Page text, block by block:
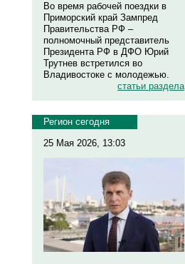
Во время рабочей поездки в
Приморский край Зампред
Правительства РФ –
полномочный представитель
Президента РФ в ДФО Юрий
Трутнев встретился во
Владивостоке с молодежью.
статьи раздела
Регион сегодня
25 Мая 2026, 13:03